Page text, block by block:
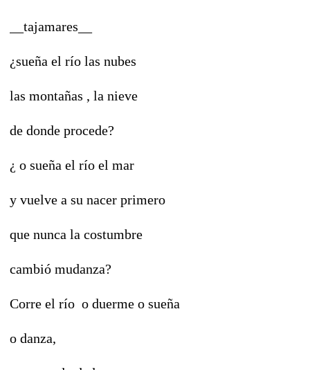
__tajamares__
¿sueña el río las nubes
las montañas , la nieve
de donde procede?
¿ o sueña el río el mar
y vuelve a su nacer primero
que nunca la costumbre
cambió mudanza?
Corre el río o duerme o sueña
o danza,